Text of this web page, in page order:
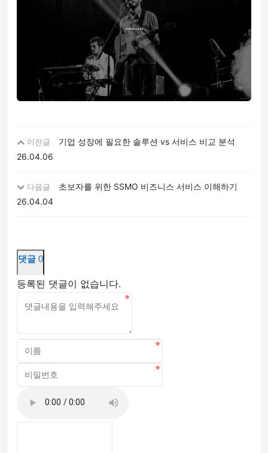
이전글
기업 성장에 필요한 솔루션 vs 서비스 비교 분석
26.04.06
다음글
초보자를 위한 SSMO 비즈니스 서비스 이해하기
26.04.04
댓글 0
등록된 댓글이 없습니다.